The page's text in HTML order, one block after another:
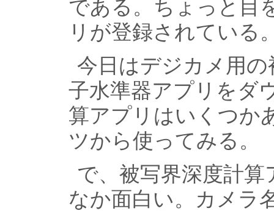
である。ちょっと目
リが登録されている
今日はデジカメ用
子水準器アプリをダ
算アプリはいくつか
ツから使ってみる。
で、被写界深度計算
なか面白い。カメラ